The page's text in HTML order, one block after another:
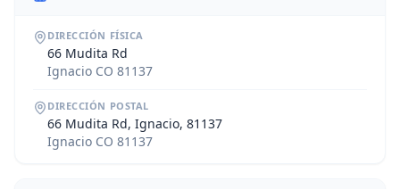
DIRECCIÓN FÍSICA
66 Mudita Rd
Ignacio CO 81137
DIRECCIÓN POSTAL
66 Mudita Rd, Ignacio, 81137
Ignacio CO 81137